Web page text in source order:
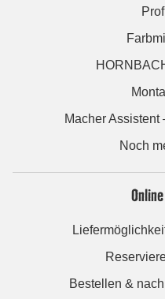
Macher Assistent
Noch
Bestellen &